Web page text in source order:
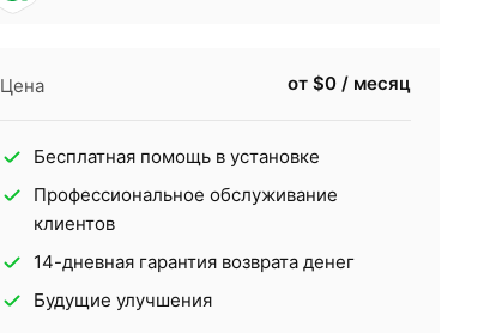
Цена от $0 / месяц
Бесплатная помощь в установке
Профессиональное обслуживание
клиентов
14-дневная гарантия возврата денег
Будущие улучшения